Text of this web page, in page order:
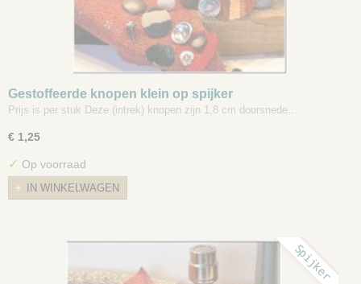
Gestoffeerde knopen klein op spijker
Prijs is per stuk Deze (intrek) knopen zijn 1,8 cm doorsnede…
€ 1,25
✓ Op voorraad
IN WINKELWAGEN
Spijker